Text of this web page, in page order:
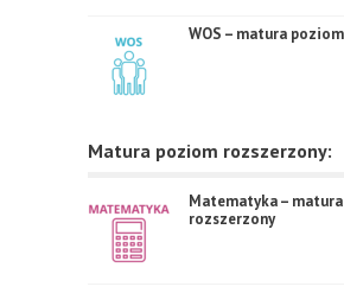
WOS – matura
Matura poziom rozszerzony:
Matematyka –
rozszerzony